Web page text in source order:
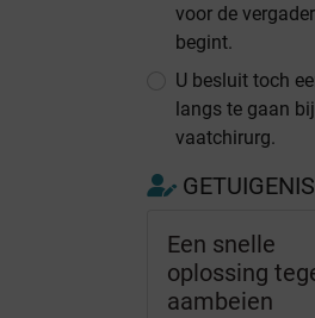
voor de
begint.
U besluit toch
langs te gaan
vaatchirurg.
Een snelle
oplossing
aambeien